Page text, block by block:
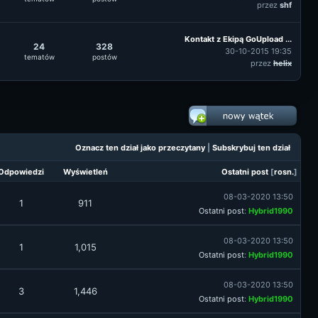
przez shf
24
tematów
328
postów
Kontakt z Ekipą GoUpload ...
30-10-2015 19:35
przez helix
Oznacz ten dział jako przeczytany Subskrybuj ten dział
Wyświetleń Ostatni post [rosn.]
1 911
08-03-2020 13:50
Ostatni post: Hybrid1990
1 1,015
08-03-2020 13:50
Ostatni post: Hybrid1990
3 1,446
08-03-2020 13:50
Ostatni post: Hybrid1990